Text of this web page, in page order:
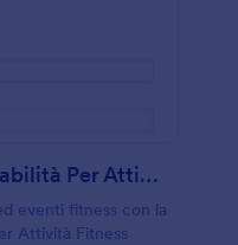
Liberatoria Di Responsabilità Per Attività Fitness
eventi fitness con la
Attività Fitness